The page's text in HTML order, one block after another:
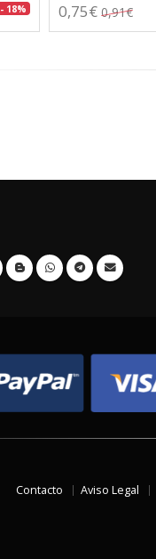
- 18% 0,75€ 0,91€
Contacto Aviso Legal